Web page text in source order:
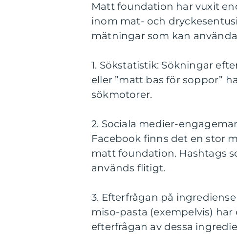
Matt foundation har vuxit
inom mat- och
mätningar som kan
1. Sökstatistik: Sökningar
eller ”matt bas för soppor”
sökmotorer.
2. Sociala medier-
Facebook finns det en stor
matt foundation. Hashtags
används flitigt.
3. Efterfrågan på
miso-pasta (exempelvis)
efterfrågan av dessa